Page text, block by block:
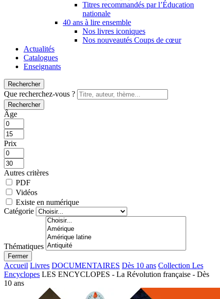
Titres recommandés par l’Éducation
nationale
40 ans à lire ensemble
Nos livres iconiques
Nos nouveautés Coups de cœur
Actualités
Catalogues
Enseignants
Rechercher
Que recherchez-vous ?
Rechercher
Âge
Prix
Autres critères
PDF
Vidéos
Existe en numérique
Catégorie
Thématiques
Fermer
Accueil Livres DOCUMENTAIRES Dès 10 ans Collection Les
Encyclopes LES ENCYCLOPES - La Révolution française - Dès
10 ans